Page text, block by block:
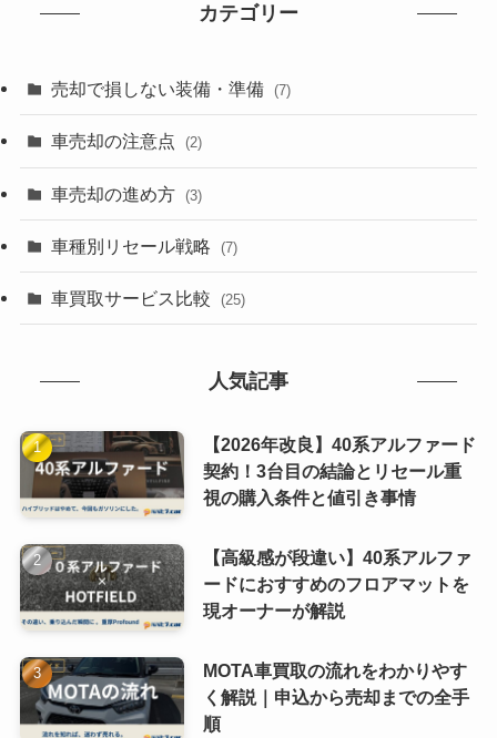
カテゴリー
売却で損しない装備・準備 (7)
車売却の注意点 (2)
車売却の進め方 (3)
車種別リセール戦略 (7)
車買取サービス比較 (25)
人気記事
【2026年改良】40系アルファード
契約！3台目の結論とリセール重
視の購入条件と値引き事情
【高級感が段違い】40系アルファ
ードにおすすめのフロアマットを
現オーナーが解説
MOTA車買取の流れをわかりやす
く解説｜申込から売却までの全手
順